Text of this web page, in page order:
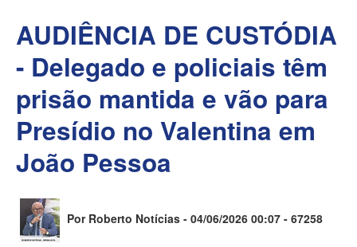
AUDIÊNCIA DE CUSTÓDIA
- Delegado e policiais têm
prisão mantida e vão para
Presídio no Valentina em
João Pessoa
Por Roberto Notícias - 04/06/2026 00:07 - 67258